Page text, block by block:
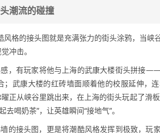
潮流的碰撞
格的接头图就是充满张力的街头涂鸦，当峡
冲击。
感，有玩家将他与上海的武康大楼街头拼接
；武康大楼的红砖墙面顺着他的校服延伸，
正从峡谷里跳出来，在上海的街头玩起了滑
喝奶茶”，让英雄瞬间“接地气”。
的接头图，更是将潮酷风格发挥到极致，玩